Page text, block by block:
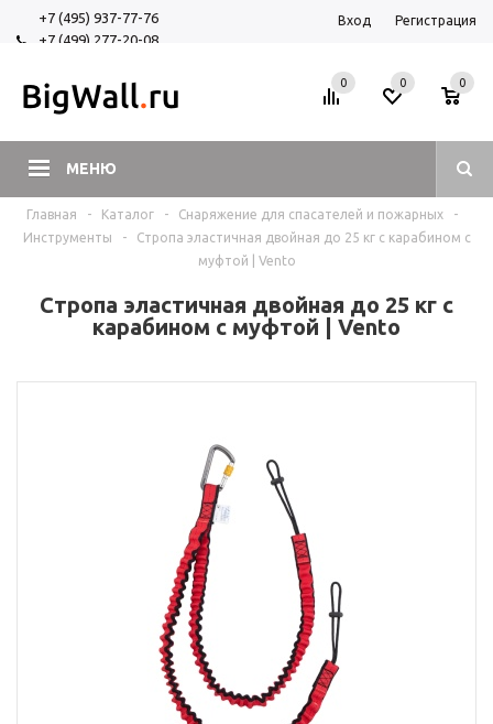
+7 (495) 937-77-76
+7 (499) 277-20-08
Вход Регистрация
МЕНЮ
0 0
0
Главная - Каталог - Снаряжение для спасателей и пожарных
-
Инструменты
-
Стропа эластичная двойная до 25 кг с карабином с
муфтой | Vento
Стропа эластичная двойная до 25 кг с
карабином с муфтой | Vento